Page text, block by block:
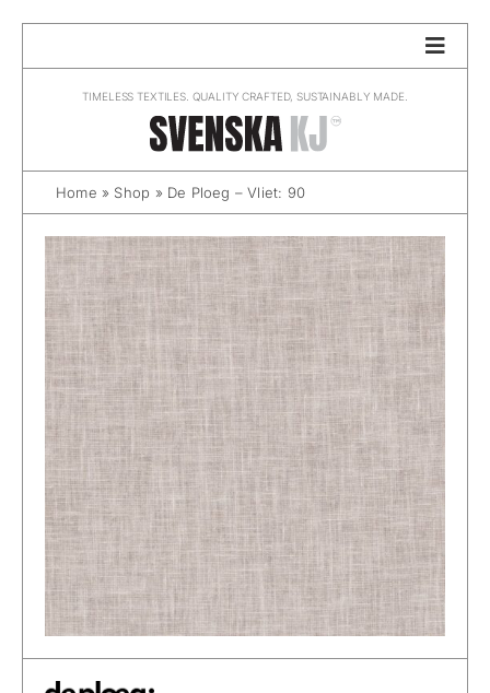
TIMELESS TEXTILES. QUALITY CRAFTED, SUSTAINABLY MADE.
Home » Shop » De Ploeg – Vliet: 90